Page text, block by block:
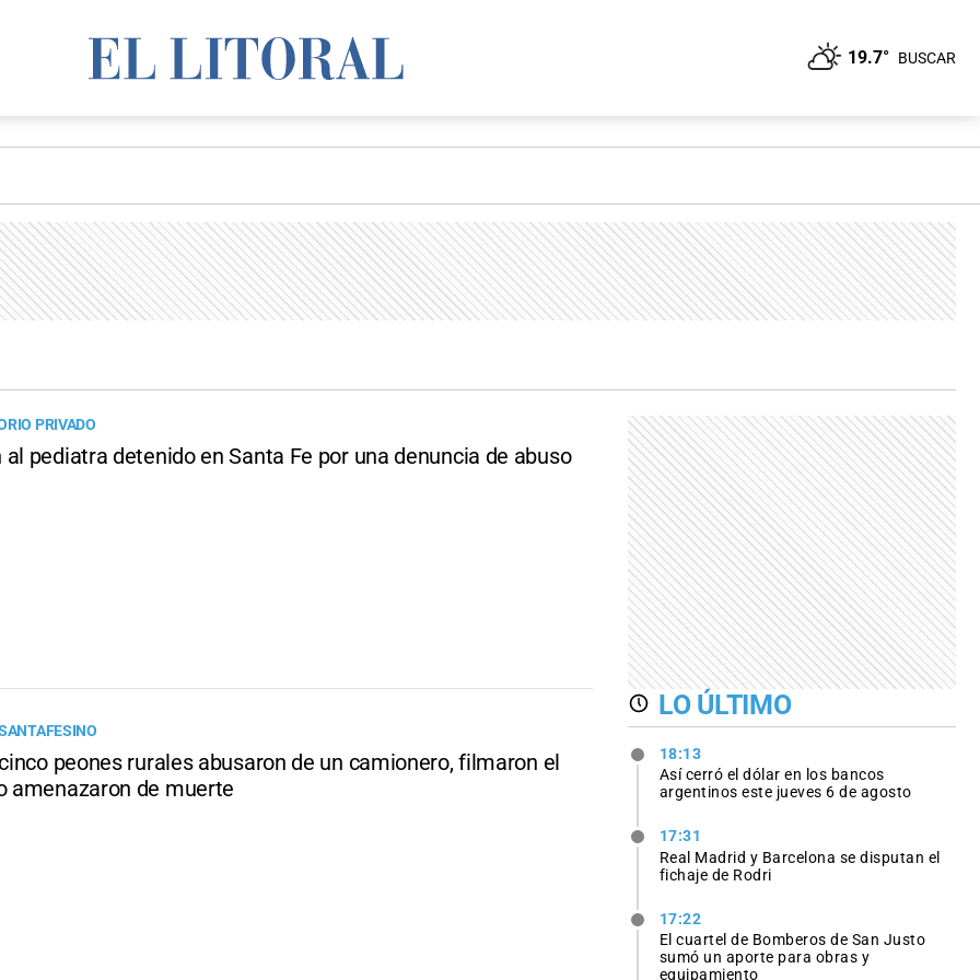
19.7° BUSCAR
PRIVADO
pediatra detenido en Santa Fe por una denuncia de abuso
peones rurales abusaron de un camionero, filmaron el
amenazaron de muerte
LO ÚLTIMO
18:13
Así cerró el dólar en los bancos
argentinos este jueves 6 de agosto
17:31
Real Madrid y Barcelona se disputan el
fichaje de Rodri
17:22
El cuartel de Bomberos de San Justo
sumó un aporte para obras y
equipamiento